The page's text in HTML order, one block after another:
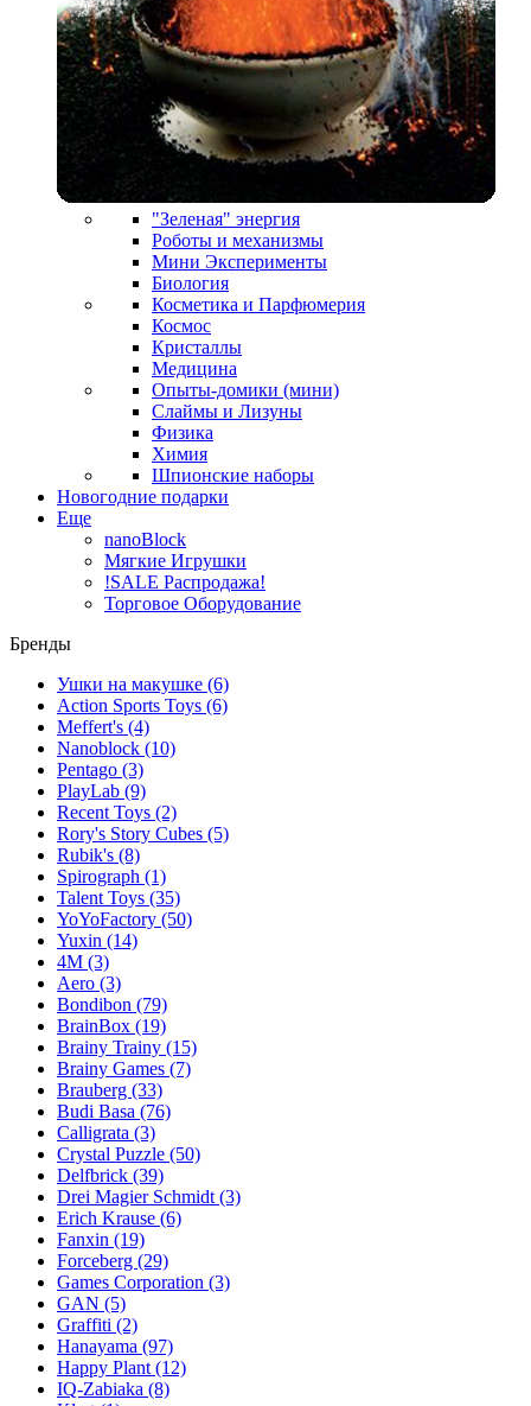
"Зеленая" энергия
Роботы и механизмы
Мини Эксперименты
Биология
Косметика и Парфюмерия
Космос
Кристаллы
Медицина
Опыты-домики (мини)
Слаймы и Лизуны
Физика
Химия
Шпионские наборы
Новогодние подарки
Еще
nanoBlock
Мягкие Игрушки
!SALE Распродажа!
Торговое Оборудование
Бренды
Ушки на макушке (6)
Action Sports Toys (6)
Meffert's (4)
Nanoblock (10)
Pentago (3)
PlayLab (9)
Recent Toys (2)
Rory's Story Cubes (5)
Rubik's (8)
Spirograph (1)
Talent Toys (35)
YoYoFactory (50)
Yuxin (14)
4M (3)
Aero (3)
Bondibon (79)
BrainBox (19)
Brainy Trainy (15)
Brainy Games (7)
Brauberg (33)
Budi Basa (76)
Calligrata (3)
Crystal Puzzle (50)
Delfbrick (39)
Drei Magier Schmidt (3)
Erich Krause (6)
Fanxin (19)
Forceberg (29)
Games Corporation (3)
GAN (5)
Graffiti (2)
Hanayama (97)
Happy Plant (12)
IQ-Zabiaka (8)